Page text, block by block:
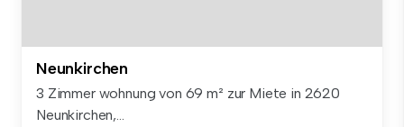
Neunkirchen
3 Zimmer wohnung von 69 m² zur Miete in 2620
Neunkirchen,...